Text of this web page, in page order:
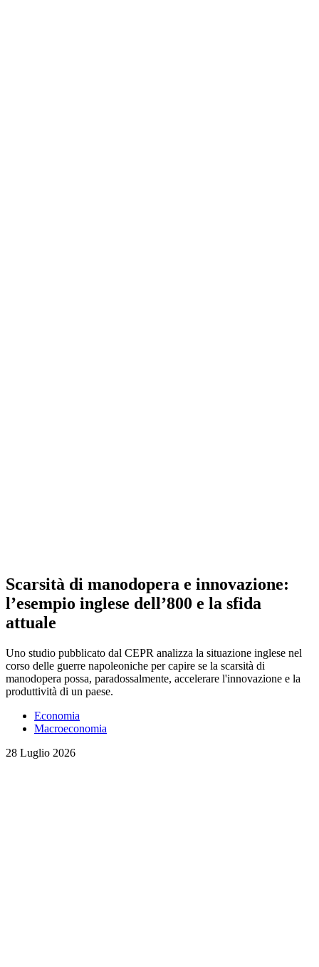
Scarsità di manodopera e innovazione:
l’esempio inglese dell’800 e la sfida
attuale
Uno studio pubblicato dal CEPR analizza la situazione inglese nel
corso delle guerre napoleoniche per capire se la scarsità di
manodopera possa, paradossalmente, accelerare l'innovazione e la
produttività di un paese.
Economia
Macroeconomia
28 Luglio 2026